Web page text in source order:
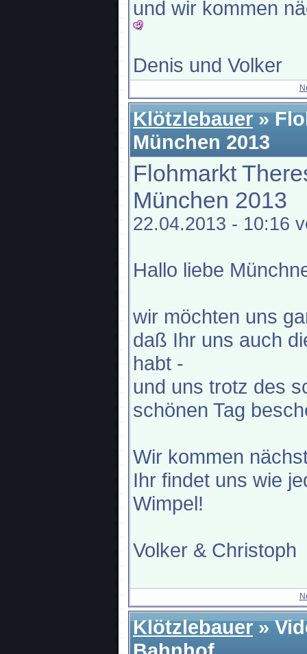
und wir kommen
Denis und Volker
Klötzlebauer»
München 2013
Flohmarkt
München 2013
22.04.2013 - 10:16
Hallo liebe
wir möchten uns
daß Ihr uns auch
habt -
und uns trotz des
schönen Tag
Wir kommen
Ihr findet uns wie
Wimpel!
Volker & Christoph
Klötzlebauer»